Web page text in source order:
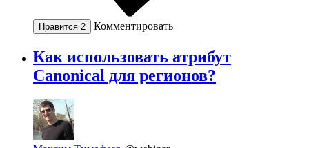
Нравится 2 Комментировать
Как использовать атрибут
Canonical для регионов?